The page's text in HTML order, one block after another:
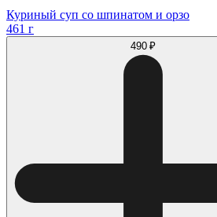
Куриный суп со шпинатом и орзо
461 г
490 ₽